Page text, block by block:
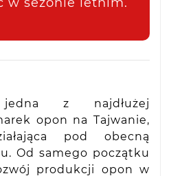
z najdłużej
opon na Tajwanie,
pod obecną
Od samego początku
produkcji opon w